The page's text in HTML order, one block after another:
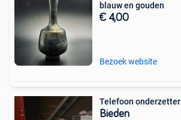
blauw en gouden
€ 4,00
Bezoek website
Telefoon onderzetter
Bieden